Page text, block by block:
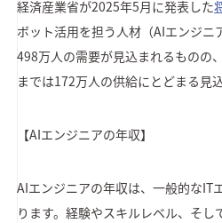
経済産業省が2025年5月に発表した
ボット活用を担う人材（AIエンジニ
498万人の需要が見込まれるものの
までは172万人の供給にとどまる見込
【AIエンジニアの年収】
AIエンジニアの年収は、一般的なIT
ります。経験やスキルレベル、そ